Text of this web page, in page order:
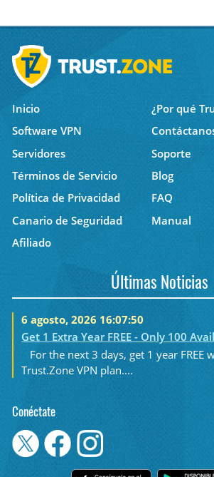
Inicio
¿Por qué
Software VPN
Servidores
Soporte
Términos de Servicio
Blog
Política de Privacidad
FAQ
Canario de Seguridad
Manual
Afiliado
Últimas Noticias
6 agosto, 2026 16:07:50
Get 1 Extra Year FREE - Only 100
For the next 3 days, get 1 year FREE
Trust.Zone VPN plan....
Conéctate